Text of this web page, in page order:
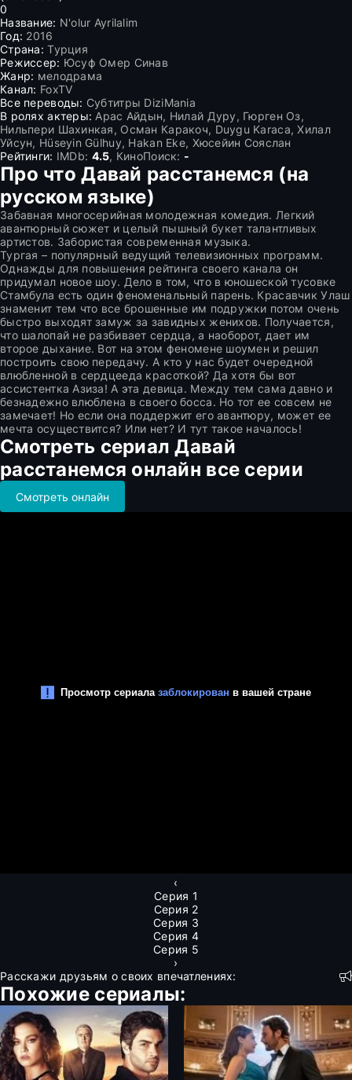
0
Название: N'olur Ayrilalim
Год: 2016
Страна: Турция
Режиссер: Юсуф Омер Синав
Жанр: мелодрама
Канал: FoxTV
Все переводы: Субтитры DiziMania
В ролях актеры: Арас Айдын, Нилай Дуру, Гюрген Оз,
Нильпери Шахинкая, Осман Каракоч, Duygu Karaca, Хилал
Уйсун, Hüseyin Gülhuy, Hakan Eke, Хюсейин Сояслан
Рейтинги: IMDb: 4.5, КиноПоиск: -
Про что Давай расстанемся (на
русском языке)
Забавная многосерийная молодежная комедия. Легкий
авантюрный сюжет и целый пышный букет талантливых
артистов. Забористая современная музыка.
Тургая – популярный ведущий телевизионных программ.
Однажды для повышения рейтинга своего канала он
придумал новое шоу. Дело в том, что в юношеской тусовке
Стамбула есть один феноменальный парень. Красавчик Улаш
знаменит тем что все брошенные им подружки потом очень
быстро выходят замуж за завидных женихов. Получается,
что шалопай не разбивает сердца, а наоборот, дает им
второе дыхание. Вот на этом феномене шоумен и решил
построить свою передачу. А кто у нас будет очередной
влюбленной в сердцееда красоткой? Да хотя бы вот
ассистентка Азиза! А эта девица. Между тем сама давно и
безнадежно влюблена в своего босса. Но тот ее совсем не
замечает! Но если она поддержит его авантюру, может ее
мечта осуществится? Или нет? И тут такое началось!
Смотреть сериал Давай
расстанемся онлайн все серии
Смотреть онлайн
‹
Серия 1
Серия 2
Серия 3
Серия 4
Серия 5
›
Расскажи друзьям о своих впечатлениях:
Похожие сериалы: